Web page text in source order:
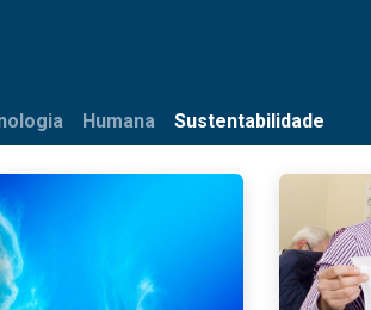
Humana Sustentabilidade